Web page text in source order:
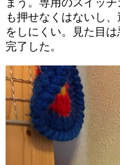
まう。専用のスイッ
も押せなくはないし
をしにくい。見た目
完了した。